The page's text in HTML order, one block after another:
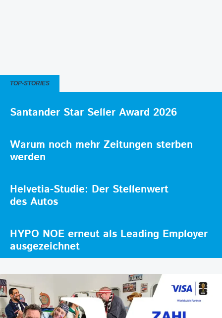
TOP-STORIES
Santander Star Seller Award 2026
Warum noch mehr Zeitungen sterben
werden
Helvetia-Studie: Der Stellenwert
des Autos
HYPO NOE erneut als Leading Employer
ausgezeichnet